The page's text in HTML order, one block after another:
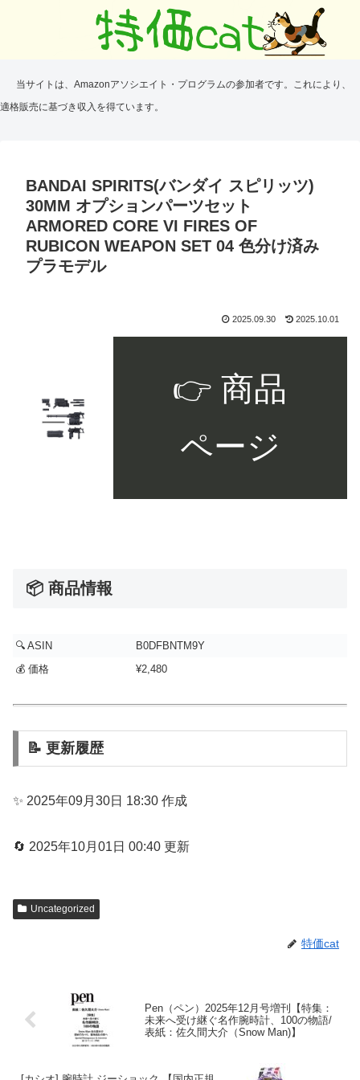
当サイトは、Amazonアソシエイト・プログラムの参加者です。これにより、
適格販売に基づき収入を得ています。
BANDAI SPIRITS(バンダイ スピリッツ)
30MM オプションパーツセット
ARMORED CORE VI FIRES OF
RUBICON WEAPON SET 04 色分け済み
プラモデル
2025.09.30 2025.10.01
👉 商品
ページ
📦 商品情報
🔍 ASIN
B0DFBNTM9Y
💰 価格
¥2,480
📝 更新履歴
✨ 2025年09月30日 18:30 作成
🔄 2025年10月01日 00:40 更新
Uncategorized
特価cat
Pen（ペン）2025年12月号増刊【特集：
未来へ受け継ぐ名作腕時計、100の物語/
表紙：佐久間大介（Snow Man)】